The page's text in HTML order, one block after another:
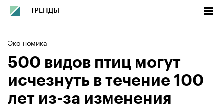
ТРЕНДЫ
Эко-номика
500 видов птиц могут
исчезнуть в течение 100
лет из-за изменения